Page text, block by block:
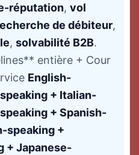
réputation, vol
de débiteur,
, solvabilité B2B.
entière + Cour
English-
+ Italian-
+ Spanish-
speaking +
+ Japanese-